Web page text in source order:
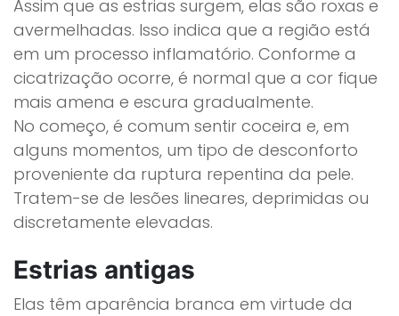
Assim que as estrias surgem, elas são roxas e
avermelhadas. Isso indica que a região está
em um processo inflamatório. Conforme a
cicatrização ocorre, é normal que a cor fique
mais amena e escura gradualmente.
No começo, é comum sentir coceira e, em
alguns momentos, um tipo de desconforto
proveniente da ruptura repentina da pele.
Tratem-se de lesões lineares, deprimidas ou
discretamente elevadas.
Estrias antigas
Elas têm aparência branca em virtude da